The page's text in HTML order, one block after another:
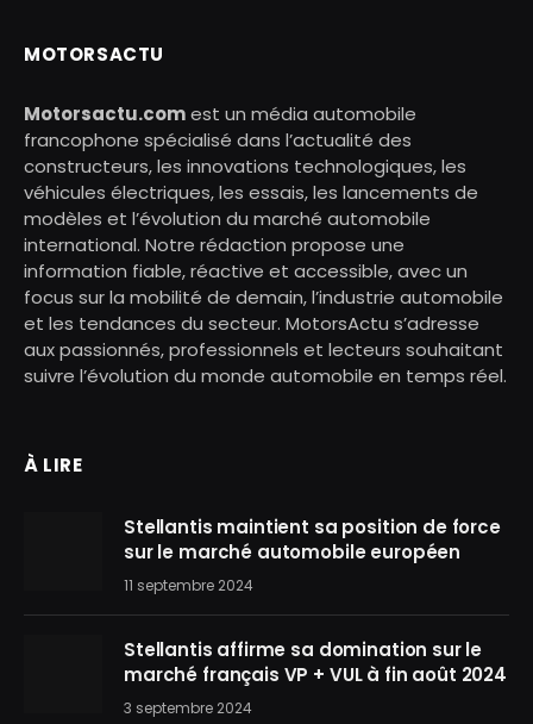
MOTORSACTU
Motorsactu.comest un média automobile
francophone spécialisé dans l’actualité des
constructeurs, les innovations technologiques, les
véhicules électriques, les essais, les lancements de
modèles et l’évolution du marché automobile
international. Notre rédaction propose une
information fiable, réactive et accessible, avec un
focus sur la mobilité de demain, l’industrie automobile
et les tendances du secteur. MotorsActu s’adresse
aux passionnés, professionnels et lecteurs souhaitant
suivre l’évolution du monde automobile en temps réel.
À LIRE
Stellantis maintient sa position de force
sur le marché automobile européen
11 septembre 2024
Stellantis affirme sa domination sur le
marché français VP + VUL à fin août 2024
3 septembre 2024